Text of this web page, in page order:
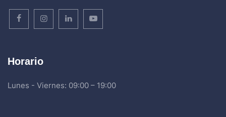
Horario
Lunes - Viernes: 09:00 – 19:00